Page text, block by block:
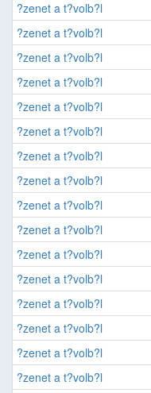
?zenet a t?volb?l
?zenet a t?volb?l
?zenet a t?volb?l
?zenet a t?volb?l
?zenet a t?volb?l
?zenet a t?volb?l
?zenet a t?volb?l
?zenet a t?volb?l
?zenet a t?volb?l
?zenet a t?volb?l
?zenet a t?volb?l
?zenet a t?volb?l
?zenet a t?volb?l
?zenet a t?volb?l
?zenet a t?volb?l
?zenet a t?volb?l